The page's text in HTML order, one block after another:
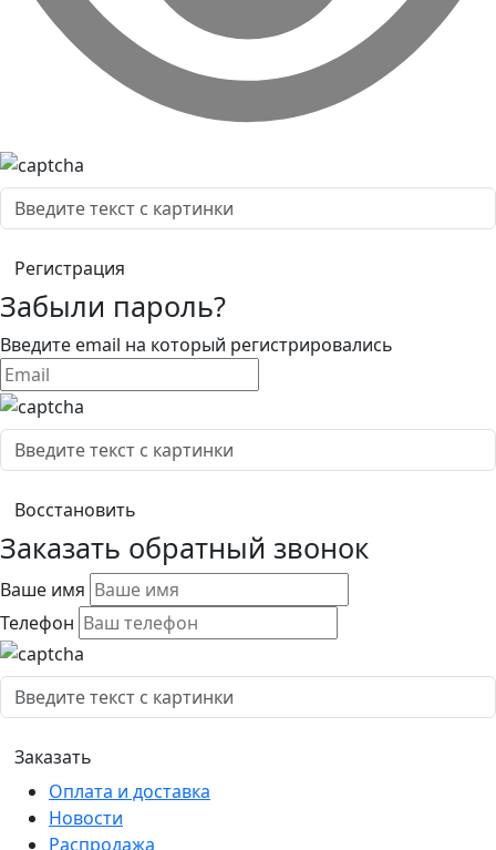
Забыли пароль?
Введите email на который регистрировались
Заказать обратный звонок
Ваше имя
Телефон
Оплата и доставка
Новости
Распродажа